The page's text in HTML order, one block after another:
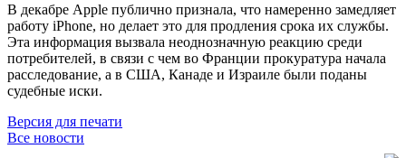
В декабре Apple публично признала, что намеренно замедляет
работу iPhone, но делает это для продления срока их службы.
Эта информация вызвала неоднозначную реакцию среди
потребителей, в связи с чем во Франции прокуратура начала
расследование, а в США, Канаде и Израиле были поданы
судебные иски.
Версия для печати
Все новости